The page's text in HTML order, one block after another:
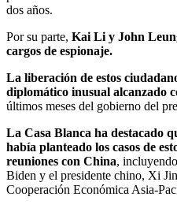
dos años.
Por su parte, Kai Li y John
cargos de espionaje.
La liberación de estos
diplomático inusual alcanzado
últimos meses del gobierno del
La Casa Blanca ha destacado
había planteado los casos de
reuniones con China,
Biden y el presidente chino, Xi
Cooperación Económica Asia-